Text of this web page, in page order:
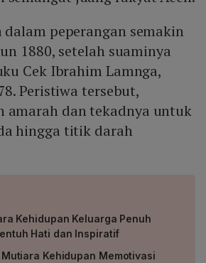
peperangan semakin
1880, setelah suaminya
Cek Ibrahim Lamnga,
Peristiwa tersebut,
amarah dan tekadnya untuk
hingga titik darah
Kehidupan Keluarga Penuh
Hati dan Inspiratif
Kehidupan Memotivasi